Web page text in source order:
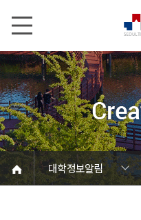
대학정보알림